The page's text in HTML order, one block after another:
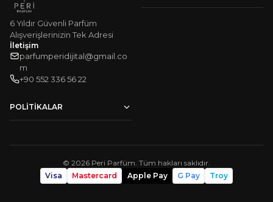
6 Yıldır Güvenli Parfüm
Alışverişlerinizin Tek Adresi
İletişim
parfumperidijital@gmail.co
m
‪+90 552 336 56 22‬
POLITIKALAR
Mesafeli Satış Sözleşmesi
Sipariş Takip © 2026 Peri Parfüm. Tüm hakları saklıdır.
Visa
Mastercard Apple Pay G Pay Troy